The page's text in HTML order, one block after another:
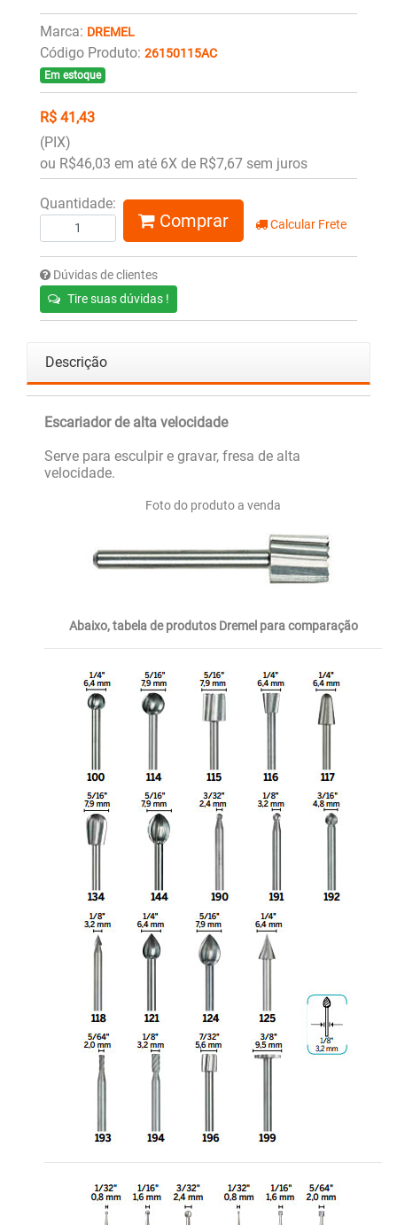
Marca: DREMEL
Código Produto: 26150115AC
Em estoque
R$ 41,43
(PIX)
ou R$46,03 em até 6X de R$7,67 sem juros
Quantidade:
Comprar Calcular Frete
Dúvidas de clientes
Tire suas dúvidas !
Descrição
Escariador de alta velocidade
Serve para esculpir e gravar, fresa de alta
velocidade.
Foto do produto a venda
Abaixo, tabela de produtos Dremel para comparação